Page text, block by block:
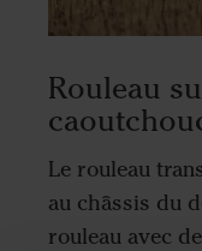
Rouleau
Le rouleau
au châssis du
rouleau avec